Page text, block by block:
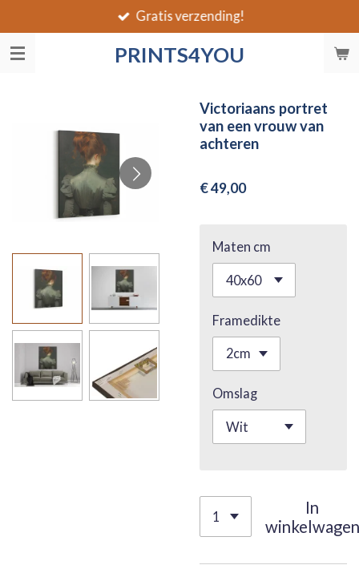
direct
naar
PRINTS4YOU
Gratis verzending!
Victoriaans portret
van een vrouw van
achteren
€ 49,00
Maten cm
Framedikte
Omslag
In
winkelwagen